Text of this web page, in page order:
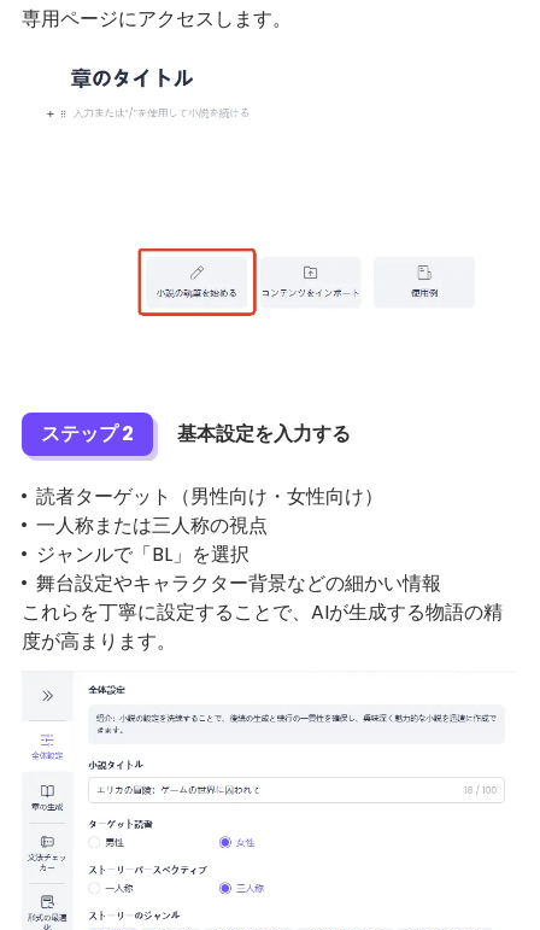
専用ページにアクセスします。
ステップ 2 基本設定を入力する
読者ターゲット（男性向け・女性向け）
一人称または三人称の視点
ジャンルで「BL」を選択
舞台設定やキャラクター背景などの細かい情報
これらを丁寧に設定することで、AIが生成する物語の精
度が高まります。